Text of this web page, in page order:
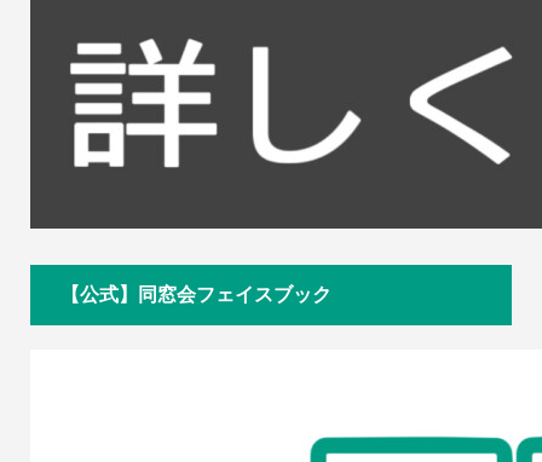
【公式】同窓会フェイスブック